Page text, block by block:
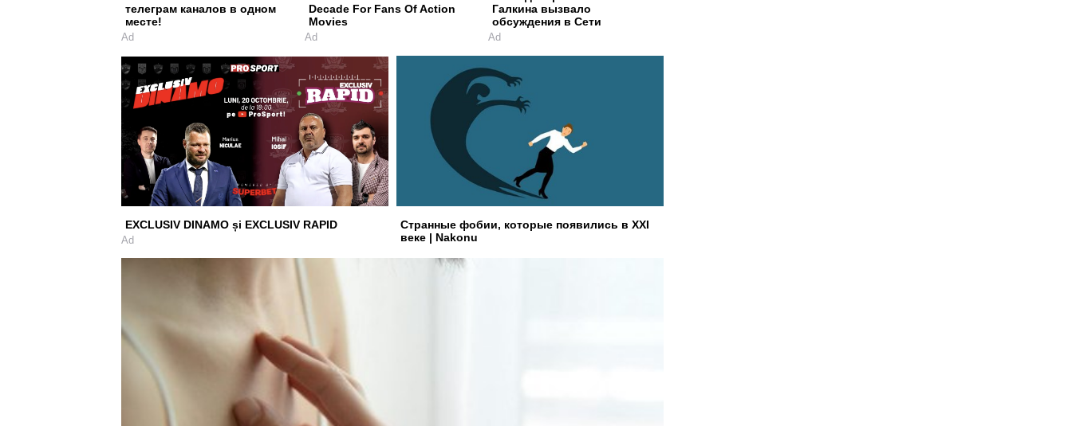
телеграм каналов в одном
месте!
Ad
Decade For Fans Of Action
Movies
Ad
Галкина вызвало
обсуждения в Сети
Ad
EXCLUSIV DINAMO și EXCLUSIV RAPID
Ad
Странные фобии, которые появились в XXI
веке | Nakonu